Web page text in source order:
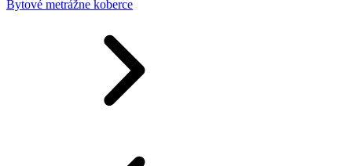
Bytové metrážne koberce